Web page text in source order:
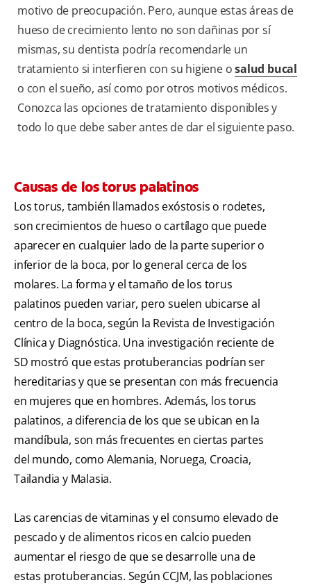
motivo de preocupación. Pero, aunque estas áreas de
hueso de crecimiento lento no son dañinas por sí
mismas, su dentista podría recomendarle un
tratamiento si interfieren con su higiene osalud bucal
o con el sueño, así como por otros motivos médicos.
Conozca las opciones de tratamiento disponibles y
todo lo que debe saber antes de dar el siguiente paso.
Causas de los torus palatinos
Los torus, también llamados exóstosis o rodetes,
son crecimientos de hueso o cartílago que puede
aparecer en cualquier lado de la parte superior o
inferior de la boca, por lo general cerca de los
molares. La forma y el tamaño de los torus
palatinos pueden variar, pero suelen ubicarse al
centro de la boca, según la Revista de Investigación
Clínica y Diagnóstica. Una investigación reciente de
SD mostró que estas protuberancias podrían ser
hereditarias y que se presentan con más frecuencia
en mujeres que en hombres. Además, los torus
palatinos, a diferencia de los que se ubican en la
mandíbula, son más frecuentes en ciertas partes
del mundo, como Alemania, Noruega, Croacia,
Tailandia y Malasia.
Las carencias de vitaminas y el consumo elevado de
pescado y de alimentos ricos en calcio pueden
aumentar el riesgo de que se desarrolle una de
estas protuberancias. Según CCJM, las poblaciones